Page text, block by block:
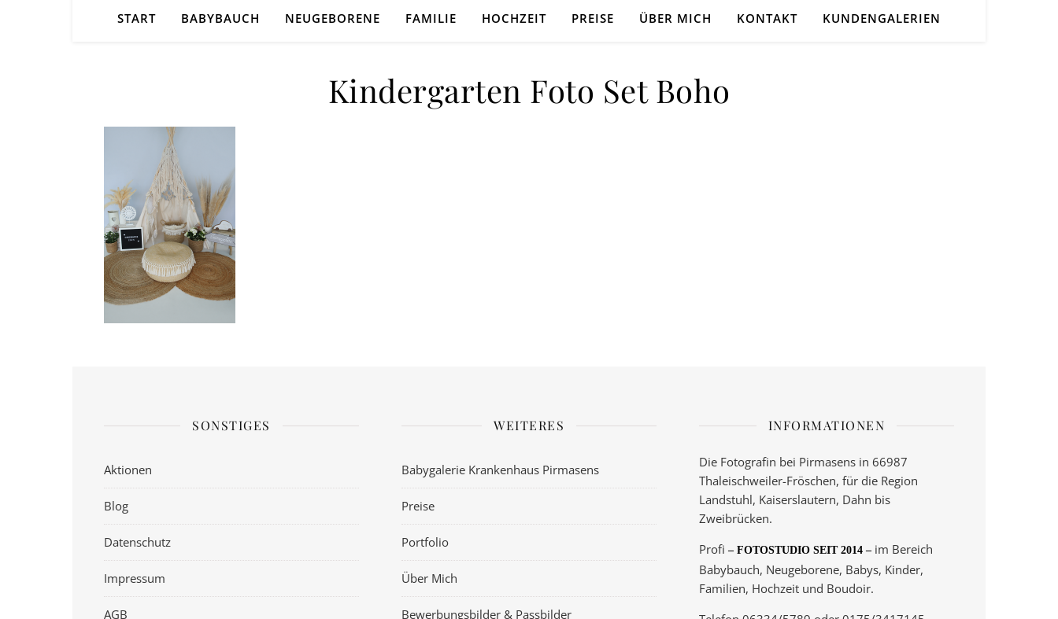
START BABYBAUCH NEUGEBORENE FAMILIE HOCHZEIT PREISE ÜBER MICH KONTAKT KUNDENGALERIEN
Kindergarten Foto Set Boho
SONSTIGES
Aktionen
Blog
Datenschutz
Impressum
AGB
WEITERES
Babygalerie Krankenhaus Pirmasens
Preise
Portfolio
Über Mich
Bewerbungsbilder & Passbilder
INFORMATIONEN
Die Fotografin bei Pirmasens in 66987
Thaleischweiler-Fröschen, für die Region
Landstuhl, Kaiserslautern, Dahn bis
Zweibrücken.
Profi – FOTOSTUDIO SEIT 2014 – im Bereich
Babybauch, Neugeborene, Babys, Kinder,
Familien, Hochzeit und Boudoir.